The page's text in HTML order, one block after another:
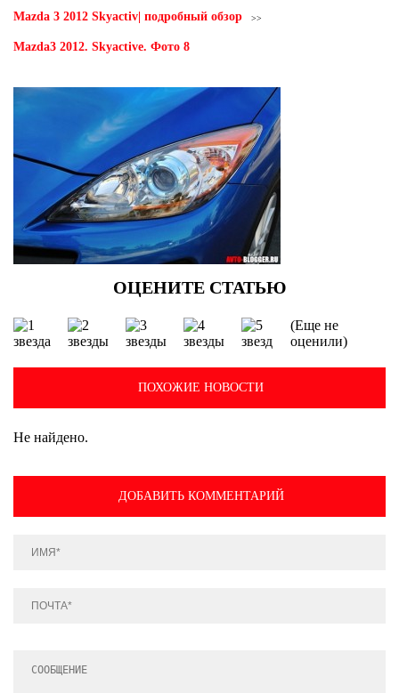
Mazda 3 2012 Skyactiv| подробный обзор
Mazda3 2012. Skyactive. Фото 8
(Еще не
оценили)
ПОХОЖИЕ НОВОСТИ
Не найдено.
ДОБАВИТЬ КОММЕНТАРИЙ